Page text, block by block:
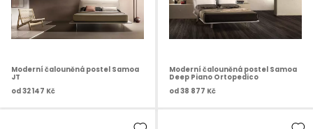
Moderní čalouněná postel Samoa
JT
od32 147 Kč
Moderní čalouněná postel Samoa
Deep Piano Ortopedico
od38 877 Kč